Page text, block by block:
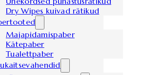
Dry Wipes kuivad rätikud
Majapidamispaber
Kätepaber
Tualettpaber